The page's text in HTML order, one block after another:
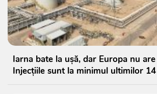
Iarna bate la ușă, dar Europa nu
Injecțiile sunt la minimul ultimilor